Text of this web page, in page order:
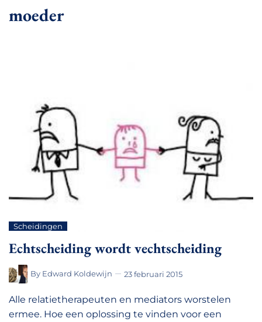
moeder
Scheidingen
Echtscheiding wordt vechtscheiding
By Edward Koldewijn 23 februari 2015
Alle relatietherapeuten en mediators worstelen
ermee. Hoe een oplossing te vinden voor een